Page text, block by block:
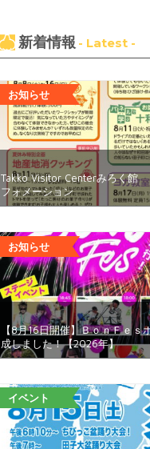
新着情報 - Latest -
お知らせ
Takko Visitor Centerみろく館
フォメーション
お知らせ
【8月16日開催】ＢｏｎＦｅｓ
成しました！【2026年】
イベント